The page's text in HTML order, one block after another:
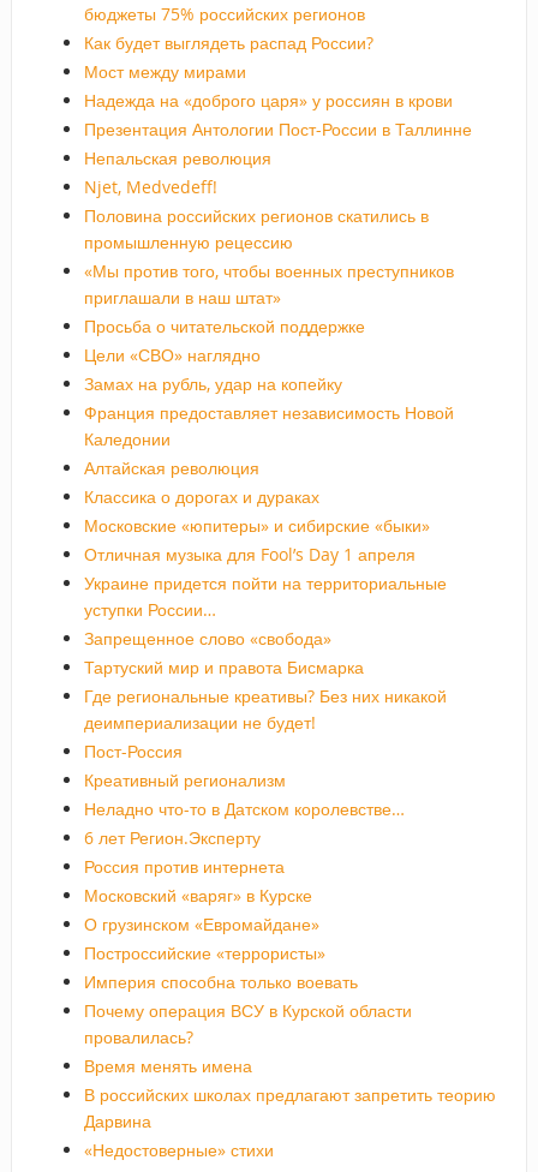
бюджеты 75% российских регионов
Как будет выглядеть распад России?
Мост между мирами
Надежда на «доброго царя» у россиян в крови
Презентация Антологии Пост-России в Таллинне
Непальская революция
Njet, Medvedeff!
Половина российских регионов скатились в
промышленную рецессию
«Мы против того, чтобы военных преступников
приглашали в наш штат»
Просьба о читательской поддержке
Цели «СВО» наглядно
Замах на рубль, удар на копейку
Франция предоставляет независимость Новой
Каледонии
Алтайская революция
Классика о дорогах и дураках
Московские «юпитеры» и сибирские «быки»
Отличная музыка для Fool’s Day 1 апреля
Украине придется пойти на территориальные
уступки России…
Запрещенное слово «свобода»
Тартуский мир и правота Бисмарка
Где региональные креативы? Без них никакой
деимпериализации не будет!
Пост-Россия
Креативный регионализм
Неладно что-то в Датском королевстве…
6 лет Регион.Эксперту
Россия против интернета
Московский «варяг» в Курске
О грузинском «Евромайдане»
Построссийские «террористы»
Империя способна только воевать
Почему операция ВСУ в Курской области
провалилась?
Время менять имена
В российских школах предлагают запретить теорию
Дарвина
«Недостоверные» стихи